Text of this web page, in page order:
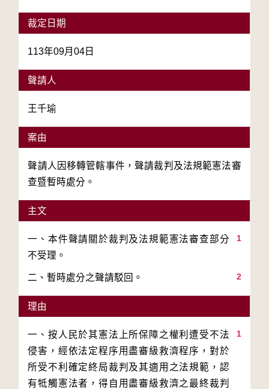
裁定日期
113年09月04日
聲請人
王千瑜
案由
聲請人因移轉管轄事件，聲請裁判及法規範憲法審
查暨暫時處分。
主文
1
一、本件聲請關於裁判及法規範憲法審查部分
2
二、暫時處分之聲請駁回。
理由
1
一、按人民於其憲法上所保障之權利遭受不法
侵害，經依法定程序用盡審級救濟程序，對於
所受不利確定終局裁判及其適用之法規範，認
有牴觸憲法者，得自用盡審級救濟之最終裁判